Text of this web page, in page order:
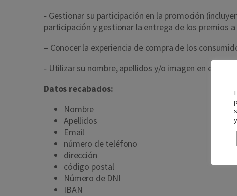
‐ Gestionar su participación en la promoción
participación y gestionar la entrega de los premios
– Conocer la experiencia de compra de los
‐ Utilizar su nombre, apellidos y/o imagen en el
Datos recabados:
Nombre
Apellidos
Email
número de teléfono
dirección
código postal
Número de DNI
IBAN